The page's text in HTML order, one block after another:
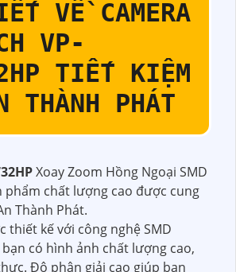
VỀ CAMERA
VP-
TIẾT KIỆM
THÀNH PHÁT
Xoay Zoom Hồng Ngoại SMD
phẩm chất lượng cao được cung
Thành Phát.
thiết kế với công nghệ SMD
bạn có hình ảnh chất lượng cao,
Độ phân giải cao giúp bạn